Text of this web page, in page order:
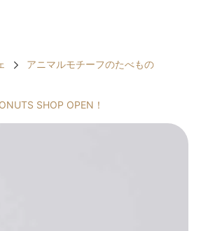
アニマルモチーフのたべもの
SHOP OPEN！